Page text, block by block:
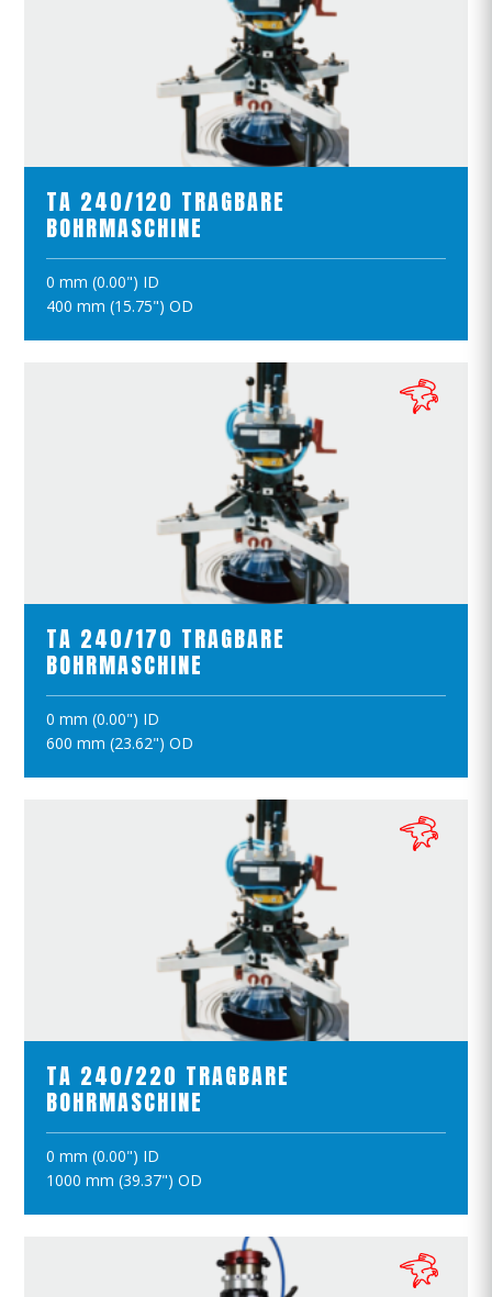
TA 240/120 TRAGBARE
BOHRMASCHINE
0 mm (0.00") ID
400 mm (15.75") OD
PRODUKTE ANSCHAUEN
TA 240/170 TRAGBARE
BOHRMASCHINE
0 mm (0.00") ID
600 mm (23.62") OD
PRODUKTE ANSCHAUEN
TA 240/220 TRAGBARE
BOHRMASCHINE
0 mm (0.00") ID
1000 mm (39.37") OD
PRODUKTE ANSCHAUEN